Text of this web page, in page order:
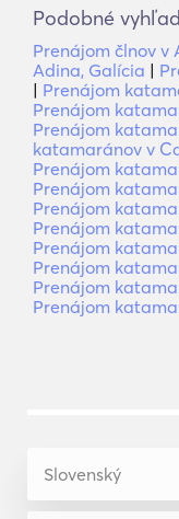
Podobné
Prenájom člnov v
Adina, Galícia |
| Prenájom
Prenájom
Prenájom
katamaránov v
Prenájom
Prenájom
Prenájom
Prenájom
Prenájom
Prenájom
Prenájom
Prenájom